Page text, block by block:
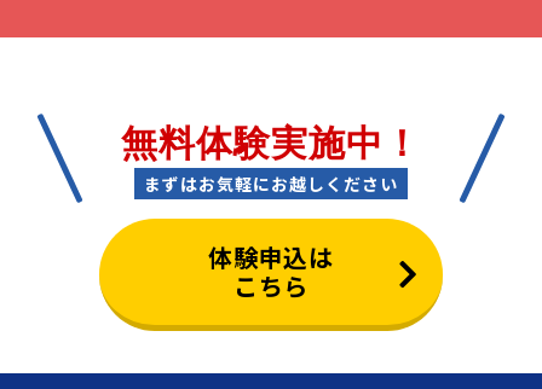
無料体験実施中！
まずはお気軽にお越しください
体験申込は
こちら